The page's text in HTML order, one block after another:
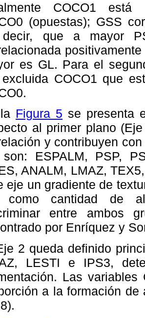
COCO1 está
(opuestas); GSS
que a mayor
es GL. Para el
COCO1 que
Figura 5 se presenta
al primer plano
y contribuyen
ESPALM, PSP,
ANALM, LMAZ,
eje un gradiente de
como cantidad de
entre ambos
por Enríquez y
2 queda definido
LESTI e IPS3,
Las
a la formación